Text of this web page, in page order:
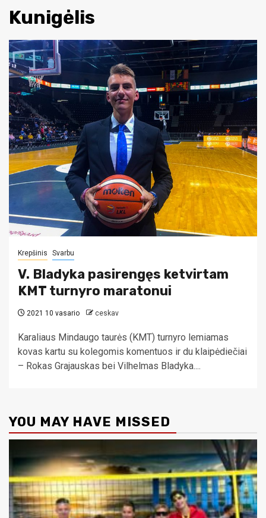
Kunigėlis
Krepšinis Svarbu
V. Bladyka pasirengęs ketvirtam
KMT turnyro maratonui
2021 10 vasario ceskav
Karaliaus Mindaugo taurės (KMT) turnyro lemiamas
kovas kartu su kolegomis komentuos ir du klaipėdiečiai
– Rokas Grajauskas bei Vilhelmas Bladyka....
YOU MAY HAVE MISSED